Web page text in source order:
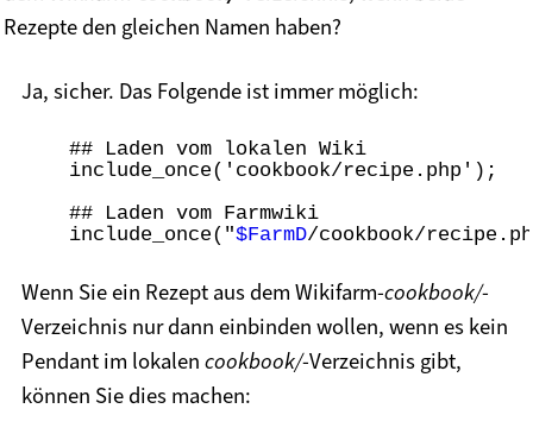
Rezepte den gleichen Namen haben?
Ja, sicher. Das Folgende ist immer möglich:
    ## Laden vom lokalen Wiki
    include_once('cookbook/recipe.php');
    ## Laden vom Farmwiki
    include_once("
$FarmD
Wenn Sie ein Rezept aus dem Wikifarm-cookbook/-
Verzeichnis nur dann einbinden wollen, wenn es kein
Pendant im lokalen cookbook/-Verzeichnis gibt,
können Sie dies machen: